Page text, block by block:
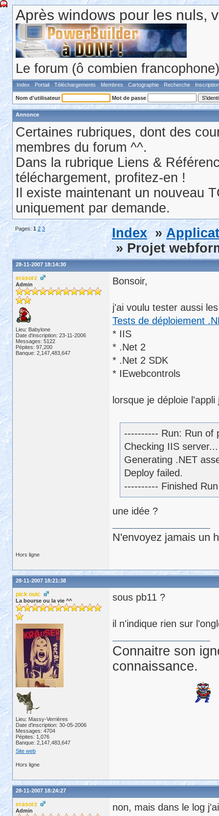
Après windows pour les nuls,
Le forum (ô combien
Index Portail Téléchargements Membres Cartographie Recherche Inscription
Nom d'utilisateur Mot de passe
Annonce
Certaines rubriques, dont des
membres du forum ^^.
Dans la rubrique Liens &
téléchargement, profitez-en !
Il existe maintenant un nouveau
uniquement par demande.
Pages: 1 2 3 Index »
» Projet
28-11-2007 18:14:30
erasorz
Admin
Lieu: Babylone
Date d'inscription: 23-11-2006
Messages: 5122
Pépites: 97,200
Banque: 2,147,483,647
Bonsoir,
j'ai voulu tester aussi
Tests de déploiement
* IIS
* .Net 2
* .Net 2 SDK
* IEwebcontrols
lorsque je déploie
---------- Run: Run
Checking IIS server...
Generating .NET
Deploy failed.
---------- Finished
une idée ?
N'envoyez jamais un
Hors ligne
28-11-2007 18:21:38
pick ouic
La bourse ou la vie ^^
Lieu: Massy-Verrières
Date d'inscription: 30-05-2006
Messages: 4704
Pépites: 1,076
Banque: 2,147,483,647
Site web
sous pb11 ?
il n'indique rien sur
Connaitre son
connaissance.
Hors ligne
28-11-2007 18:24:27
erasorz
Admin non, mais dans le log